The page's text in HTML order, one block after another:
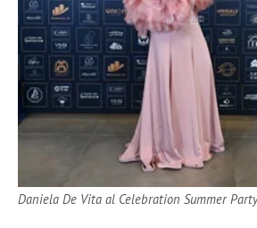
Daniela De Vita al Celebration Summer Party